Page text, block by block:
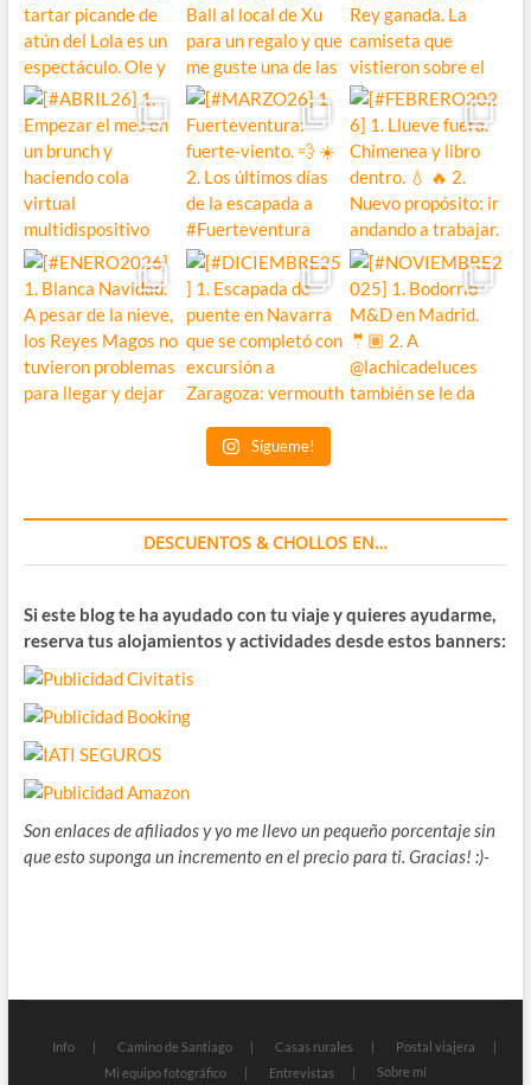
Sígueme!
DESCUENTOS & CHOLLOS EN…
Si este blog te ha ayudado con tu viaje y quieres ayudarme,
reserva tus alojamientos y actividades desde estos banners:
Son enlaces de afiliados y yo me llevo un pequeño porcentaje sin
que esto suponga un incremento en el precio para ti. Gracias! :)-
Info Camino de Santiago Casas rurales
Postal viajera
Mi equipo fotográfico
Entrevistas Sobre mí